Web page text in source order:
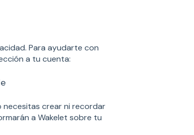
Para ayudarte con
a tu cuenta:
necesitas crear ni recordar
a Wakelet sobre tu